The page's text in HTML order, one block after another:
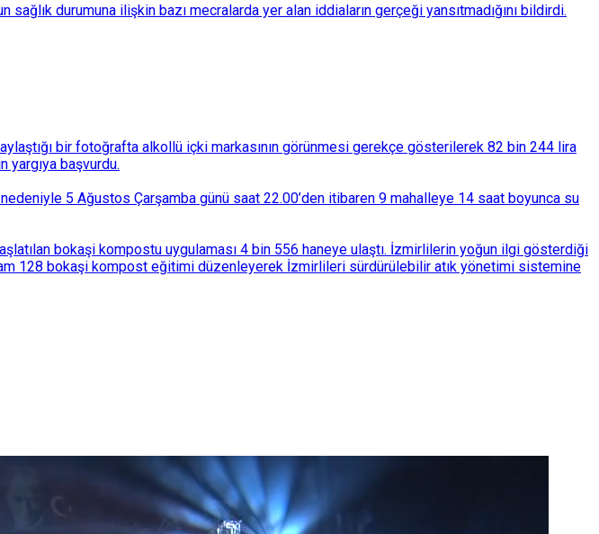
sağlık durumuna ilişkin bazı mecralarda yer alan iddiaların gerçeği yansıtmadığını bildirdi.
bir fotoğrafta alkollü içki markasının görünmesi gerekçe gösterilerek 82 bin 244 lira
yargıya başvurdu.
5 Ağustos Çarşamba günü saat 22.00’den itibaren 9 mahalleye 14 saat boyunca su
bokaşi kompostu uygulaması 4 bin 556 haneye ulaştı. İzmirlilerin yoğun ilgi gösterdiği
128 bokaşi kompost eğitimi düzenleyerek İzmirlileri sürdürülebilir atık yönetimi sistemine